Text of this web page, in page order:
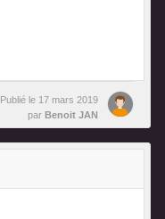
Publié le 17 mars 2019
par Benoit JAN